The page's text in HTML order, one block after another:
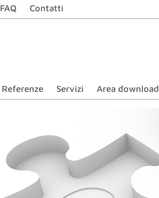
FAQ Contatti
Referenze Servizi Area download